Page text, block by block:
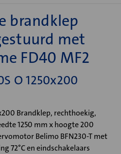
brandklep
met
FD40 MF2
O 1250x200
Brandklep, rechthoekig,
1250 mm x hoogte 200
Belimo BFN230-T met
72°C en eindschakelaars